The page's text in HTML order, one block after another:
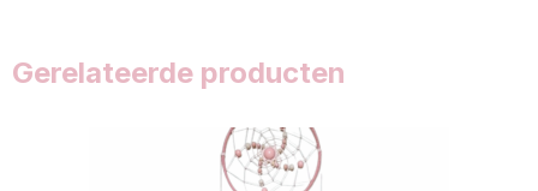
Gerelateerde producten